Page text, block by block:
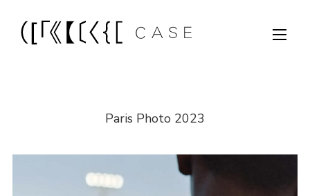
Paris Photo 2023